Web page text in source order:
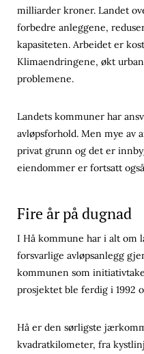
milliarder kroner. Landet
forbedre anleggene,
kapasiteten. Arbeidet er
Klimaendringene, økt
problemene.
Landets kommuner har
avløpsforhold. Men mye av
privat grunn og det er
eiendommer er fortsatt
Fire år på dugnad
I Hå kommune har i alt om
forsvarlige avløpsanlegg
kommunen som
prosjektet ble ferdig i 1992
Hå er den sørligste
kvadratkilometer, fra